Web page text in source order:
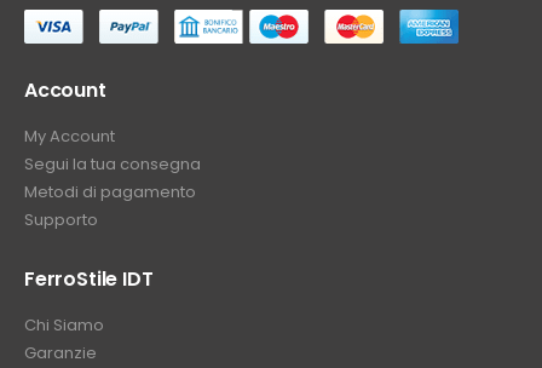
Account
My Account
Segui la tua consegna
Metodi di pagamento
Supporto
FerroStile IDT
Chi Siamo
Garanzie